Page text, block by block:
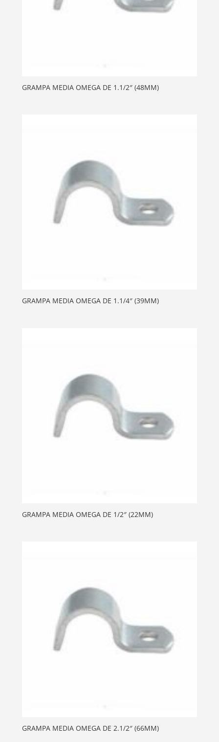
GRAMPA MEDIA OMEGA DE 1.1/2″ (48MM)
GRAMPA MEDIA OMEGA DE 1.1/4″ (39MM)
GRAMPA MEDIA OMEGA DE 1/2″ (22MM)
GRAMPA MEDIA OMEGA DE 2.1/2″ (66MM)